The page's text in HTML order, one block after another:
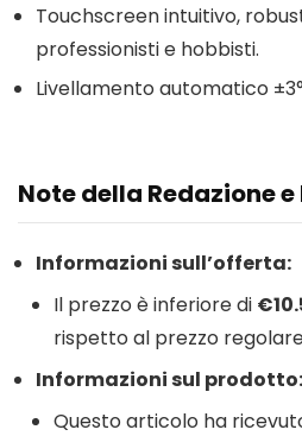
Touchscreen intuitivo,
professionisti e hobbisti.
Livellamento automatico
Note della Redazione
Informazioni sull’offerta:
Il prezzo è inferiore di
rispetto al prezzo
Informazioni sul prodotto:
Questo articolo ha